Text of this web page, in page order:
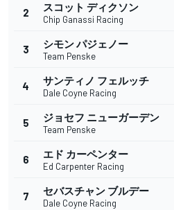
2 スコット ディクソン
Chip Ganassi Racing
3 シモン パジェノー
Team Penske
4 サンティノ フェルッチ
Dale Coyne Racing
5 ジョセフ ニューガーデン
Team Penske
6 エド カーペンター
Ed Carpenter Racing
7 セバスチャン ブルデー
Dale Coyne Racing